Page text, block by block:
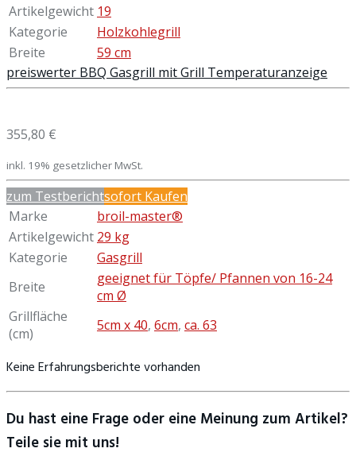
Artikelgewicht 19
Kategorie
Holzkohlegrill
Breite
59 cm
preiswerter BBQ Gasgrill mit Grill Temperaturanzeige
355,80 €
inkl. 19% gesetzlicher MwSt.
zum Testberichtsofort Kaufen
Marke
broil-master®
Artikelgewicht 29 kg
Kategorie
Gasgrill
Breite
geeignet für Töpfe/ Pfannen von 16-24
cm Ø
Grillfläche
(cm)
5cm x 40, 6cm, ca. 63
Keine Erfahrungsberichte vorhanden
Du hast eine Frage oder eine Meinung zum Artikel?
Teile sie mit uns!